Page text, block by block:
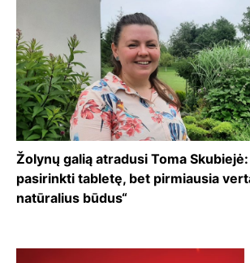
Žolynų galią atradusi Toma Skubiejė:
pasirinkti tabletę, bet pirmiausia
natūralius būdus“